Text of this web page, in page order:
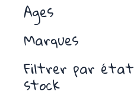
Ages
Marques
Filtrer par état
stock